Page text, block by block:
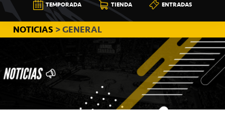
principal
lateral
principal
CANARIAS
TEMPORADA TIENDA ENTRADAS
NOTICIAS > GENERAL